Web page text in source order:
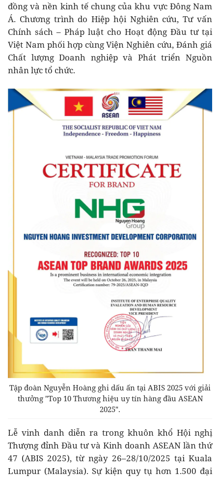
đồng và nền kinh tế chung của khu vực Đông Nam
Á. Chương trình do Hiệp hội Nghiên cứu, Tư vấn
Chính sách – Pháp luật cho Hoạt động Đầu tư tại
Việt Nam phối hợp cùng Viện Nghiên cứu, Đánh giá
Chất lượng Doanh nghiệp và Phát triển Nguồn
nhân lực tổ chức.
Tập đoàn Nguyễn Hoàng ghi dấu ấn tại ABIS 2025 với giải
thưởng "Top 10 Thương hiệu uy tín hàng đầu ASEAN
2025".
Lễ vinh danh diễn ra trong khuôn khổ Hội nghị
Thượng đỉnh Đầu tư và Kinh doanh ASEAN lần thứ
47 (ABIS 2025), từ ngày 26–28/10/2025 tại Kuala
Lumpur (Malaysia). Sự kiện quy tụ hơn 1.500 đại